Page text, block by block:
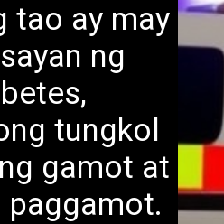
tao ay may
ng
tungkol
gamot at
paggamot.